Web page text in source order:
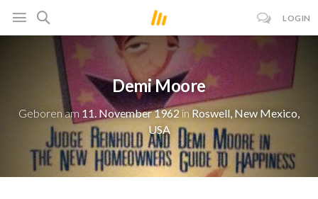
LOGIN
Demi Moore
Geboren am 11. November 1962 in Roswell, New Mexico,
USA